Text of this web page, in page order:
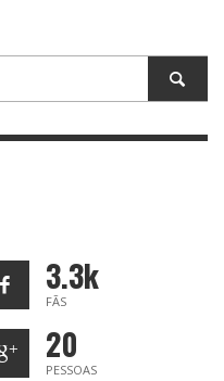
3.3k
FÃS
20
PESSOAS